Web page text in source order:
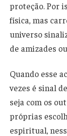
proteção. Por
física, mas
universo
de amizades
Quando esse
vezes é sinal
seja com os
próprias
espiritual,